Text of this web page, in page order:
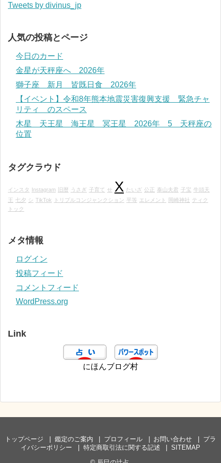
Tweets by divinus_jp
人気の投稿とページ
今日のカード
金星が天秤座へ 2026年
獅子座 新月 皆既日食 2026年
【イベント】令和8年熊本地震災害復興支援 緊急チャ
リティ のスペース
木星 天王星 海王星 冥王星 2026年 5 天秤座の
位置
タグクラウド
インスタ Instagram 旧暦 うさぎ 子育て せ X たいざ 公正 泰山夫君 子宝 牛頭天
王
七夕 シ TikTok トリプルコンジャンクション 平等 エレメント 岡崎神社
ティク
トック
メタ情報
ログイン
投稿フィード
コメントフィード
WordPress.org
Link
にほんブログ村
トップページ 鑑定のご案内 プロフィール お問い合わせ
プラ
イバシーポリシー
特定商取引法に関する記述
SITEMAP